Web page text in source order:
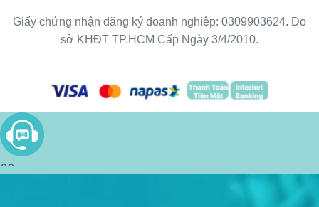
Giấy chứng nhận đăng ký doanh nghiệp: 0309903624. Do
sở KHĐT TP.HCM Cấp Ngày 3/4/2010.